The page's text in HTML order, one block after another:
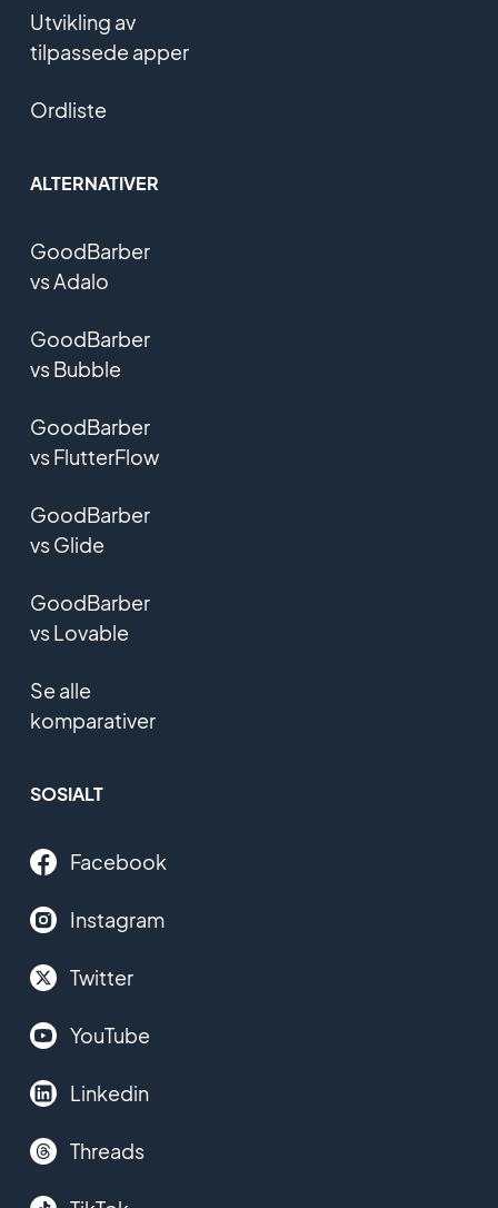
Utvikling av
tilpassede apper
Ordliste
ALTERNATIVER
GoodBarber
vs Adalo
GoodBarber
vs Bubble
GoodBarber
vs FlutterFlow
GoodBarber
vs Glide
GoodBarber
vs Lovable
Se alle
komparativer
SOSIALT
Facebook
Instagram
Twitter
YouTube
Linkedin
Threads